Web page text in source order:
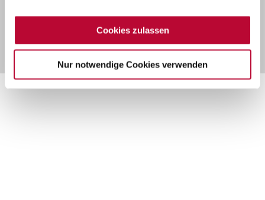
Cookies zulassen
Nur notwendige Cookies verwenden